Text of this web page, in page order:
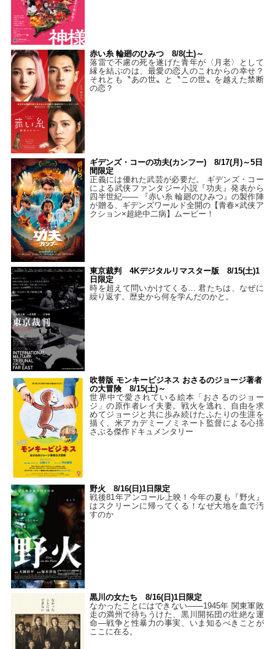
赤い糸 輪廻のひみつ 8/8(土)～
落雷で不慮の死を遂げた青年が〈月老〉として
縁を結ぶのは、最愛の恋人のこれからの幸せ？
それとも〝あの世〟と〝この世〟を越えた禁断
の恋？
ギデンズ・コーの功夫(カンフー) 8/17(月)～5日
間限定
正義には優れた武芸が必要だ。 ギデンズ・コー
による武侠ファンタジー小説『功夫』発表から
四半世紀―― 『赤い糸 輪廻のひみつ』の製作陣
が贈る、ギデンズワールド全開の【青春×武侠ア
クション×超絶中二病】ムービー！
東京裁判 4Kデジタルリマスター版 8/15(土)1
日限定
時を超えて問いかけてくる… 君たちは、なぜに
繰り返す。歴史から何を学んだのかと。
吹替版 モンキービジネス おさるのジョージ著者
の大冒険 8/15(土)～
世界中で愛されている絵本「おさるのジョー
ジ」の原作者レイ夫妻。戦火を逃れ、自由を求
めてジョージと共に歩み続けたふたりの生涯を
描く、米アカデミーノミネート監督による心揺
さぶる傑作ドキュメンタリー
野火 8/16(日)1日限定
戦後81年アンコール上映！今年の夏も『野火』
はスクリーンに帰ってくる！なぜ大地を血で汚
すのか
黒川の女たち 8/16(日)1日限定
なかったことにはできない——1945年 関東軍敗
走の満州で待ちうけた、黒川開拓団の壮絶な運
命―戦争と性暴力の事実、いま知るべきことが
ここに在る。